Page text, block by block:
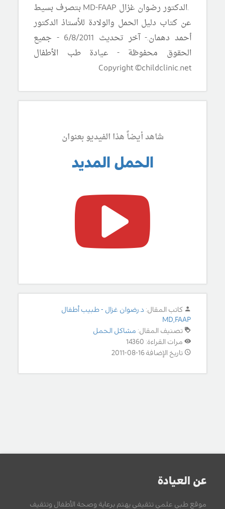
.الدكتور رضوان غزال MD-FAAPبتصرف بسيط
عن كتاب دليل الحمل والولادة للأستاذ الدكتور
أحمد دهمان.- آخر تحديث 6/8/2011 - جميع
الحقوق محفوظة - عيادة طب الأطفال
Copyright ©childclinic.net
شاهد أيضاً هذا الفيديو بعنوان
الحمل المديد
كاتب المقال: د.رضوان غزال - طبيب أطفال
MD,FAAP
تصنيف المقال: مشاكل الحمل
مرات القراءة: 14360
تاريخ الإضافة 16-08-2011
عن العيادة
موقع طبي علمي تثقيفي يهتم برعاية وصحة الأطفال وتثقيف